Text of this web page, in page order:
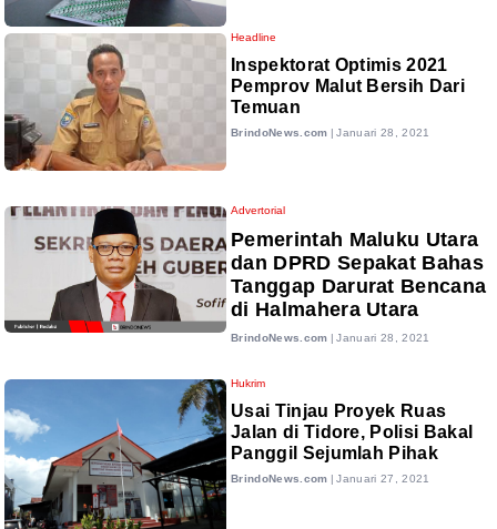
Headline
Inspektorat Optimis 2021
Pemprov Malut Bersih Dari
Temuan
BrindoNews.com | Januari 28, 2021
Advertorial
Pemerintah Maluku Utara
dan DPRD Sepakat Bahas
Tanggap Darurat Bencana
di Halmahera Utara
BrindoNews.com | Januari 28, 2021
Hukrim
Usai Tinjau Proyek Ruas
Jalan di Tidore, Polisi Bakal
Panggil Sejumlah Pihak
BrindoNews.com | Januari 27, 2021